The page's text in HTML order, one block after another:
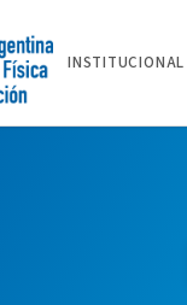
INSTITUCIONAL